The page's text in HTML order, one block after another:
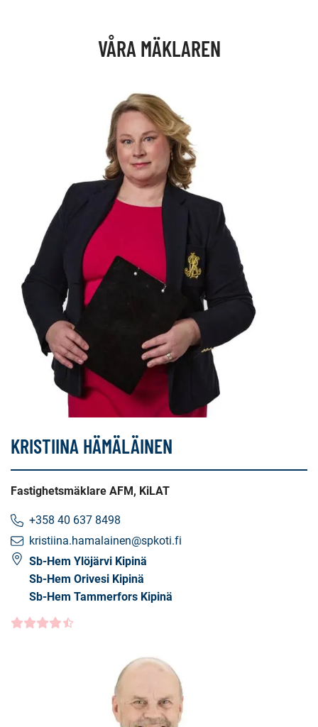
VÅRA MÄKLAREN
KRISTIINA HÄMÄLÄINEN
Fastighetsmäklare AFM, KiLAT
+358 40 637 8498
kristiina.hamalainen@spkoti.fi
Sb-Hem Ylöjärvi Kipinä
Sb-Hem Orivesi Kipinä
Sb-Hem Tammerfors Kipinä
Kundbetyg